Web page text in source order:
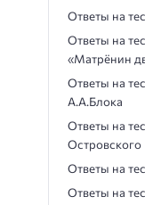
Ответы на
Ответы на
«Матрёнин
Ответы на
А.А.Блока
Ответы на
Островского
Ответы на
Ответы на